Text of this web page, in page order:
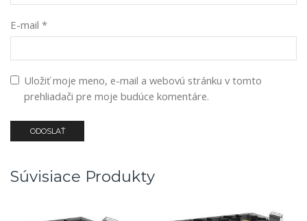
E-mail *
Uložiť moje meno, e-mail a webovú stránku v tomto
prehliadači pre moje budúce komentáre.
Súvisiace Produkty